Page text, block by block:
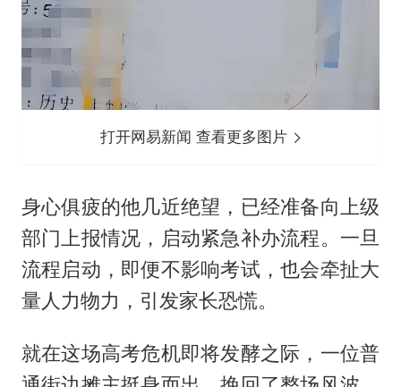
打开网易新闻 查看更多图片
身心俱疲的他几近绝望，已经准备向上级
部门上报情况，启动紧急补办流程。一旦
流程启动，即便不影响考试，也会牵扯大
量人力物力，引发家长恐慌。
就在这场高考危机即将发酵之际，一位普